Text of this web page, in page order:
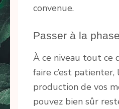
convenue.
Passer à la
À ce niveau tout ce
faire c’est
production de vos
pouvez bien sûr